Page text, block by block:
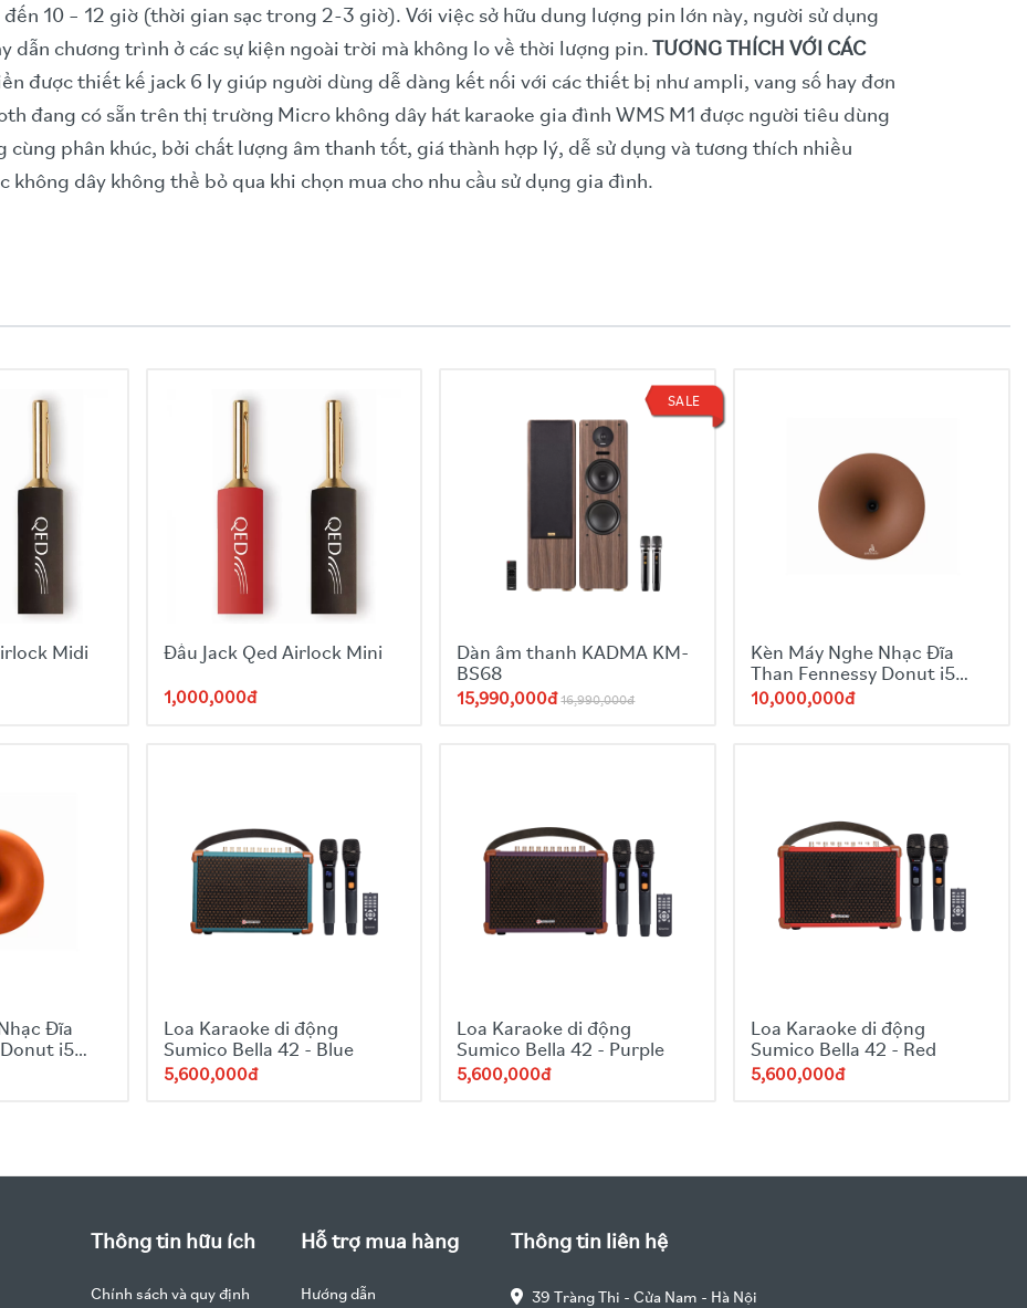
10 – 12 giờ (thời gian sạc trong 2-3 giờ). Với việc sở hữu dung lượng pin lớn này, người sử dụng
dẫn chương trình ở các sự kiện ngoài trời mà không lo về thời lượng pin.
TƯƠNG THÍCH VỚI CÁC
được thiết kế jack 6 ly giúp người dùng dễ dàng kết nối với các thiết bị như ampli, vang số hay đơn
đang có sẵn trên thị trường Micro không dây hát karaoke gia đình WMS M1 được người tiêu dùng
cùng phân khúc, bởi chất lượng âm thanh tốt, giá thành hợp lý, dễ sử dụng và tương thích nhiều
dây không thể bỏ qua khi chọn mua cho nhu cầu sử dụng gia đình.
Midi Đầu Jack Qed Airlock Mini
1,000,000đ
SALE
Dàn âm thanh KADMA KM-
BS68
15,990,000đ 16,990,000đ
Kèn Máy Nghe Nhạc Đĩa
Than Fennessy Donut i5
Year of Snake
10,000,000đ
Đĩa
i5
Loa Karaoke di động
Sumico Bella 42 - Blue
5,600,000đ
Loa Karaoke di động
Sumico Bella 42 - Purple
5,600,000đ
Loa Karaoke di động
Sumico Bella 42 - Red
5,600,000đ
Thông tin hữu ích
Chính sách và quy định
Hỗ trợ mua hàng
Hướng dẫn
Thông tin liên hệ
39 Tràng Thi - Cửa Nam - Hà Nội